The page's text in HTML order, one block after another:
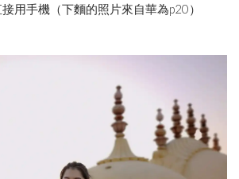
用手機（下麵的照片來自華為p20）